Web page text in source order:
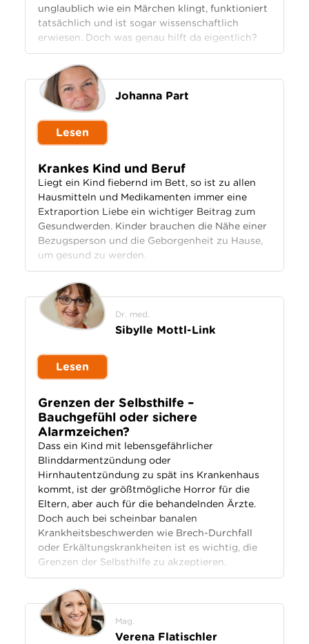
unglaublich wie ein Märchen klingt, funktioniert
tatsächlich und ist sogar wissenschaftlich
erwiesen. Doch was genau hilft da eigentlich?
Johanna Part
Lesen
Krankes Kind und Beruf
Liegt ein Kind fiebernd im Bett, so ist zu allen
Hausmitteln und Medikamenten immer eine
Extraportion Liebe ein wichtiger Beitrag zum
Gesundwerden. Kinder brauchen die Nähe einer
Bezugsperson und die Geborgenheit zu Hause,
um gesund zu werden.
Dr. med.
Sibylle Mottl-Link
Lesen
Grenzen der Selbsthilfe –
Bauchgefühl oder sichere
Alarmzeichen?
Dass ein Kind mit lebensgefährlicher
Blinddarmentzündung oder
Hirnhautentzündung zu spät ins Krankenhaus
kommt, ist der größtmögliche Horror für die
Eltern, aber auch für die behandelnden Ärzte.
Doch auch bei scheinbar banalen
Krankheitsbeschwerden wie Brech-Durchfall
oder Erkältungskrankheiten ist es wichtig, die
Grenzen der Selbsthilfe zu akzeptieren.
Mag.
Verena Flatischler